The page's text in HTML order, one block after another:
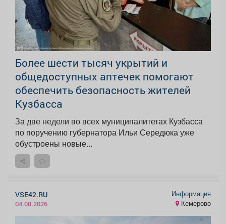
Более шести тысяч укрытий и
общедоступных аптечек помогают
обеспечить безопасность жителей
Кузбасса
За две недели во всех муниципалитетах Кузбасса
по поручению губернатора Ильи Середюка уже
обустроены новые...
VSE42.RU
04.08.2026
Информация
Кемерово